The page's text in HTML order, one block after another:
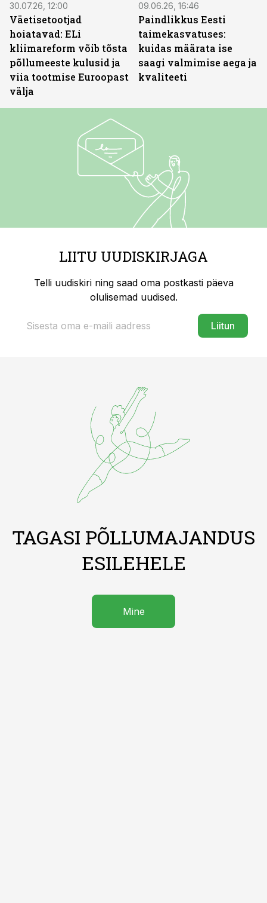
30.07.26, 12:00
Väetisetootjad
hoiatavad: ELi
kliimareform võib tõsta
põllumeeste kulusid ja
viia tootmise Euroopast
välja
09.06.26, 16:46
Paindlikkus Eesti
taimekasvatuses:
kuidas määrata ise
saagi valmimise aega ja
kvaliteeti
LIITU UUDISKIRJAGA
Telli uudiskiri ning saad oma postkasti päeva
olulisemad uudised.
Liitun
TAGASI PÕLLUMAJANDUS
ESILEHELE
Mine